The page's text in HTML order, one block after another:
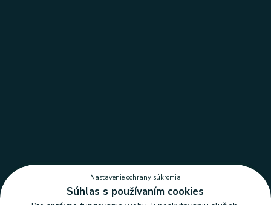
Nastavenie ochrany súkromia
Súhlas s používaním cookies